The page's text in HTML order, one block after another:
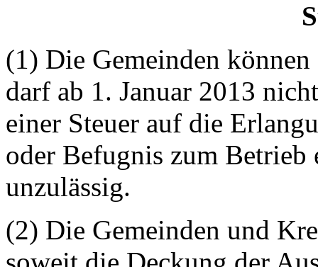
(1) Die Gemeinden können
darf ab 1. Januar 2013
einer Steuer auf die
oder Befugnis zum Betrieb
unzulässig.
(2) Die Gemeinden und